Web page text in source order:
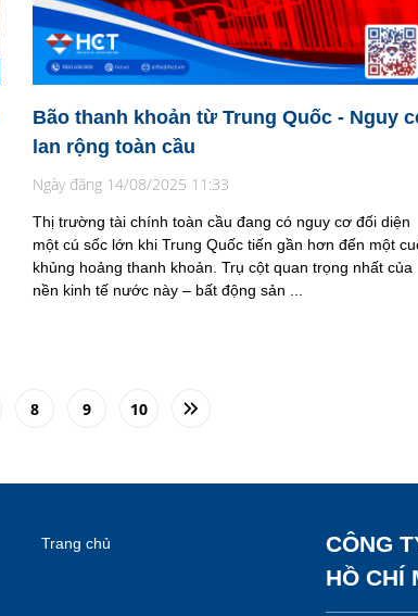
Bão thanh khoản từ Trung Quốc - Nguy
lan rộng toàn cầu
Ngày đăng 14/08/2025 11:33
Thị trường tài chính toàn cầu đang có nguy cơ đối diện
một cú sốc lớn khi Trung Quốc tiến gần hơn đến một
khủng hoảng thanh khoản. Trụ cột quan trọng nhất của
nền kinh tế nước này – bất động sản ...
8 9 10
Trang chủ
CÔNG
HỒ CHÍ